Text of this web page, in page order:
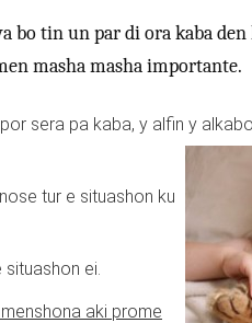
bo tin un par di ora kaba den
masha masha importante.
sera pa kaba, y alfin y
tur e situashon ku
ei.
aki prome